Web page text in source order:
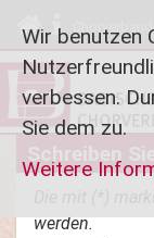
Schreiben
werden.
Wir benutzen
verbessen.
Sie dem zu.
Weitere